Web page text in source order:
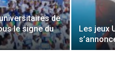
de
le signe du
Les jeux